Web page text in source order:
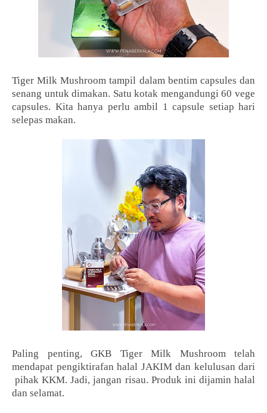
Tiger Milk Mushroom tampil dalam bentim capsules dan
senang untuk dimakan. Satu kotak mengandungi 60 vege
capsules. Kita hanya perlu ambil 1 capsule setiap hari
selepas makan.
Paling penting, GKB Tiger Milk Mushroom telah
mendapat pengiktirafan halal JAKIM dan kelulusan dari
pihak KKM. Jadi, jangan risau. Produk ini dijamin halal
dan selamat.